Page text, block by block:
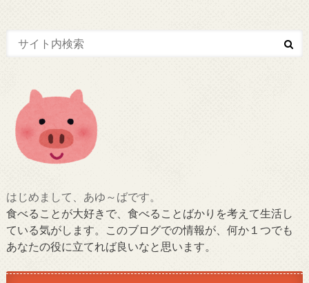
はじめまして、あゆ～ばです。
食べることが大好きで、食べることばかりを考えて生活し
ている気がします。このブログでの情報が、何か１つでも
あなたの役に立てれば良いなと思います。